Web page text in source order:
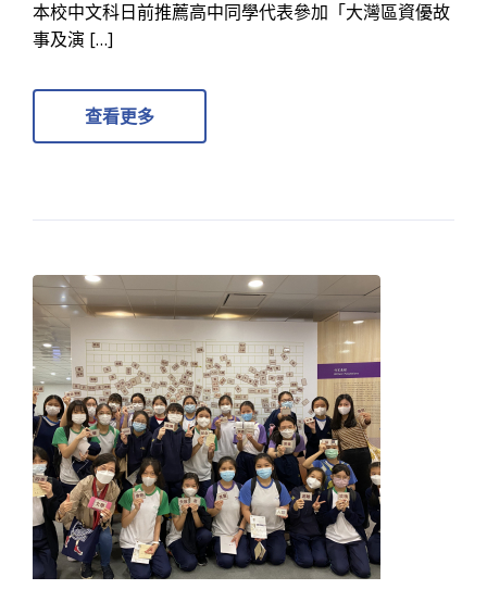
本校中文科日前推薦高中同學代表參加「大灣區資優故
事及演 […]
查看更多